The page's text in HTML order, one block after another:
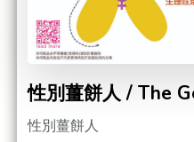
性別薑餅人 / The
性別薑餅人